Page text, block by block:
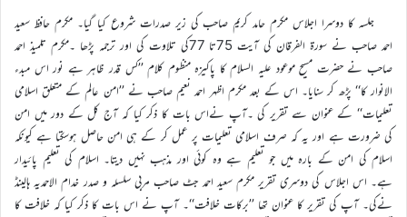
جلسہ کا دوسرا اجلاس مکرم حامد کریم صاحب کی زیر صدرات شروع کیا گیا۔ مکرم حافظ سعید
احمد صاحب نے سورۃ الفرقان کی آیت 75تا 77کی تلاوت کی اور ترجمہ پڑھا ۔مکرم تلمیذ احمد
صاحب نے حضرت مسیح موعود علیہ السلام کا پاکیزہ منظوم کلام ’’کس قدر ظاہر ہے نور اس مبدء
الانوار کا‘‘ پڑھ کر سنایا۔ اس کے بعد مکرم اظہر احمد نعیم صاحب نے ’’امن عالم کے متعلق اسلامی
تعلیمات‘‘ کے عنوان سے تقریر کی ۔آپ نےاس بات کا ذکر کیا کہ آج کل کے دور میں امن
کی ضرورت ہے اور یہ کہ صرف اسلامی تعلیمات پر عمل کر کے ہی امن حاصل ہوسکتا ہے کیونکہ
اسلام کی امن کے بارہ میں جو تعلیم ہے وہ کوئی اور مذہب نہیں دیتا۔ اسلام کی تعلیم پائیدار
ہے۔ اس اجلاس کی دوسری تقریر مکرم سعید احمد جٹ صاحب مربی سلسلہ و صدر خدام الاحمدیہ ہالینڈ
نےکی۔ آپ کی تقریر کا عنوان تھا ’’برکات خلافت‘‘۔ آپ نے اس بات کا ذکر کیا کہ خلافت کا